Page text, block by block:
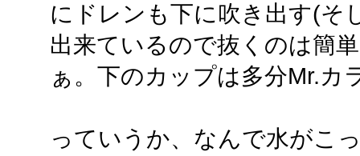
にドレンも下に吹き出す(そ
出来ているので抜くのは簡
ぁ。下のカップは多分Mr.カ
っていうか、なんで水がこ